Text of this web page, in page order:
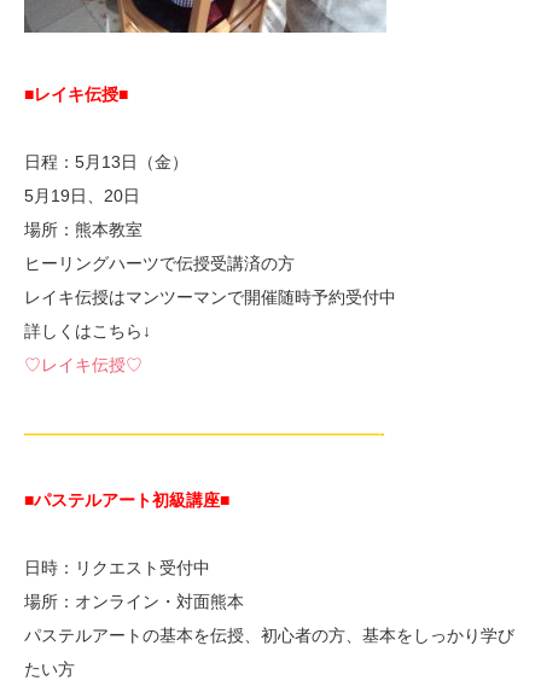
■レイキ伝授■
日程：5月13日（金）
5月19日、20日
場所：熊本教室
ヒーリングハーツで伝授受講済の方
レイキ伝授はマンツーマンで開催随時予約受付中
詳しくはこちら↓
♡レイキ伝授♡
—————————————————————-
■パステルアート初級講座■
日時：リクエスト受付中
場所：オンライン・対面熊本
パステルアートの基本を伝授、初心者の方、基本をしっかり学び
たい方